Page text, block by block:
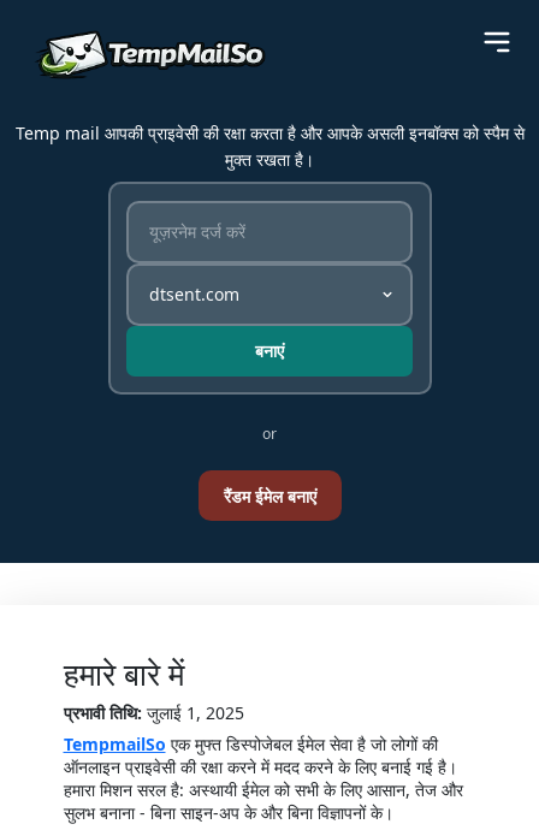
Temp mail आपकी प्राइवेसी की रक्षा करता है और आपके असली इनबॉक्स को स्पैम से
मुक्त रखता है।
बनाएं
or
रैंडम ईमेल बनाएं
हमारे बारे में
प्रभावी तिथि: जुलाई 1, 2025
TempmailSo एक मुफ्त डिस्पोजेबल ईमेल सेवा है जो लोगों की
ऑनलाइन प्राइवेसी की रक्षा करने में मदद करने के लिए बनाई गई है।
हमारा मिशन सरल है: अस्थायी ईमेल को सभी के लिए आसान, तेज और
सुलभ बनाना - बिना साइन-अप के और बिना विज्ञापनों के।